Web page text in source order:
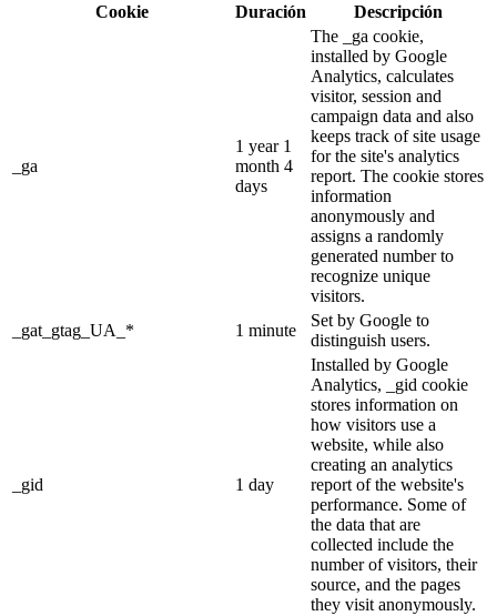
Cookie
Duración Descripción
_ga
1 year 1
month 4
days
The _ga cookie,
installed by Google
Analytics, calculates
visitor, session and
campaign data and also
keeps track of site usage
for the site's analytics
report. The cookie stores
information
anonymously and
assigns a randomly
generated number to
recognize unique
visitors.
_gat_gtag_UA_*
1 minute
Set by Google to
distinguish users.
_gid 1 day
Installed by Google
Analytics, _gid cookie
stores information on
how visitors use a
website, while also
creating an analytics
report of the website's
performance. Some of
the data that are
collected include the
number of visitors, their
source, and the pages
they visit anonymously.